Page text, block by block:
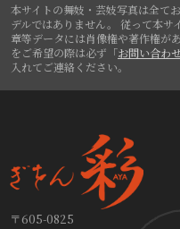
本サイトの舞妓・芸妓写真は全て
デルではありません。
従って本サ
章等データには肖像権や著作権が
をご希望の際は必ず「お問い合わ
入れてご連絡ください。
〒605-0825